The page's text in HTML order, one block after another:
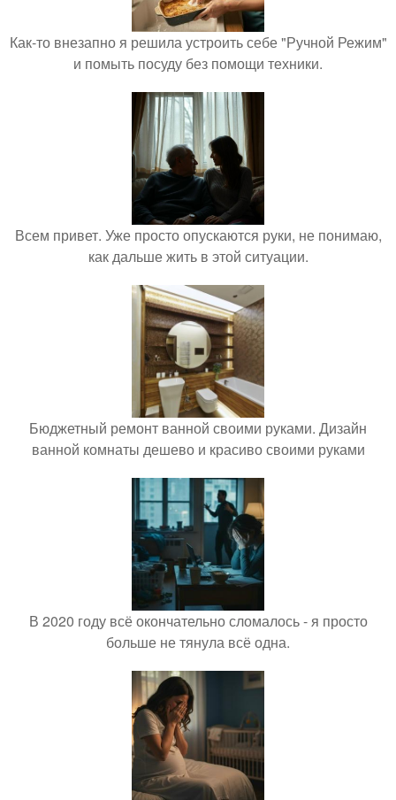
Как-то внезапно я решила устроить себе "Ручной Режим"
и помыть посуду без помощи техники.
Всем привет. Уже просто опускаются руки, не понимаю,
как дальше жить в этой ситуации.
Бюджетный ремонт ванной своими руками. Дизайн
ванной комнаты дешево и красиво своими руками
В 2020 году всё окончательно сломалось - я просто
больше не тянула всё одна.